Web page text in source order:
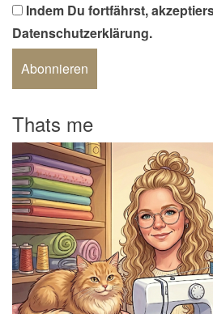
Indem Du fortfährst,
Datenschutzerklärung.
Thats me